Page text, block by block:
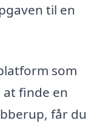
til en
som
finde en
får du